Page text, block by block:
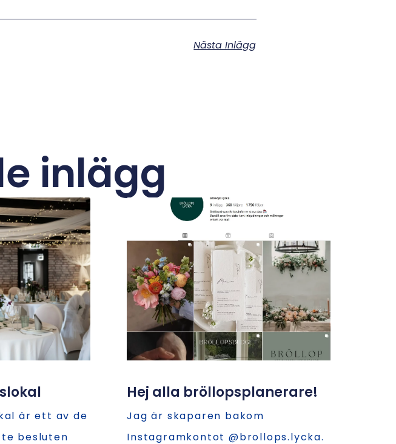
Nästa Inlägg
inlägg
är ett av de
besluten
Hej alla bröllopsplanerare!
Jag är skaparen bakom
Instagramkontot @brollops.lycka.